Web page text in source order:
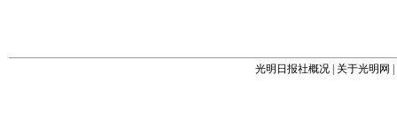
光明日报社概况 关于光明网